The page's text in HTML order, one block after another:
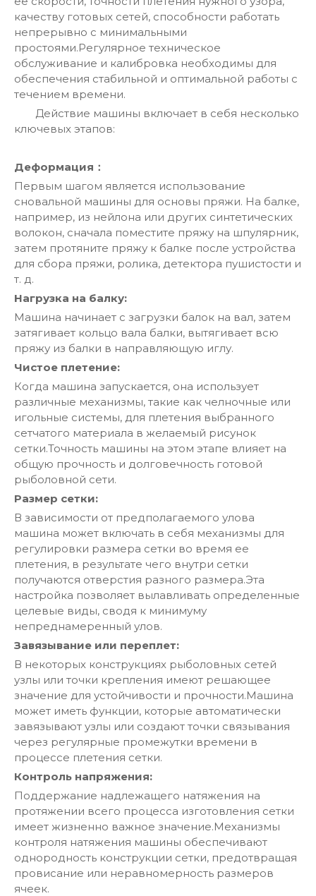
качеству готовых сетей, способности работать
непрерывно с минимальными
простоями.Регулярное техническое
обслуживание и калибровка необходимы для
обеспечения стабильной и оптимальной работы с
течением времени.
Действие машины включает в себя несколько
ключевых этапов:
Деформация ：
Первым шагом является использование
сновальной машины для основы пряжи. На балке,
например, из нейлона или других синтетических
волокон, сначала поместите пряжу на шпулярник,
затем протяните пряжу к балке после устройства
для сбора пряжи, ролика, детектора пушистости и
т. д.
Нагрузка на балку:
Машина начинает с загрузки балок на вал, затем
затягивает кольцо вала балки, вытягивает всю
пряжу из балки в направляющую иглу.
Чистое плетение:
Когда машина запускается, она использует
различные механизмы, такие как челночные или
игольные системы, для плетения выбранного
сетчатого материала в желаемый рисунок
сетки.Точность машины на этом этапе влияет на
общую прочность и долговечность готовой
рыболовной сети.
Размер сетки:
В зависимости от предполагаемого улова
машина может включать в себя механизмы для
регулировки размера сетки во время ее
плетения, в результате чего внутри сетки
получаются отверстия разного размера.Эта
настройка позволяет вылавливать определенные
целевые виды, сводя к минимуму
непреднамеренный улов.
Завязывание или переплет:
В некоторых конструкциях рыболовных сетей
узлы или точки крепления имеют решающее
значение для устойчивости и прочности.Машина
может иметь функции, которые автоматически
завязывают узлы или создают точки связывания
через регулярные промежутки времени в
процессе плетения сетки.
Контроль напряжения:
Поддержание надлежащего натяжения на
протяжении всего процесса изготовления сетки
имеет жизненно важное значение.Механизмы
контроля натяжения машины обеспечивают
однородность конструкции сетки, предотвращая
провисание или неравномерность размеров
ячеек.